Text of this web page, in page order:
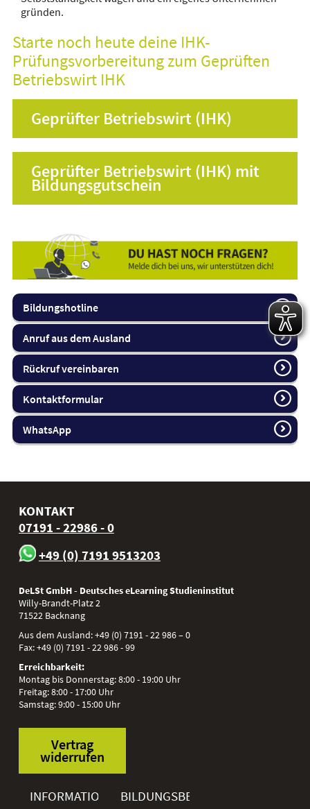
gründen.
Starte noch heute deine IHK-
Prüfungsvorbereitung zum Geprüften
Betriebswirt IHK
Geprüfter Betriebswirt (IHK)
Geprüfter Betriebswirt (IHK) mit
Bildungsgutschein
Bildungshotline
Anruf aus dem Ausland
Rückruf vereinbaren
Kontaktformular
WhatsApp
KONTAKT
07191 - 22986 - 0
+49 (0) 7191 9513203
DeLSt GmbH - Deutsches eLearning Studieninstitut
Willy-Brandt-Platz 2
71522 Backnang
Aus dem Ausland:+49 (0) 7191 - 22 986 – 0
Fax:+49 (0) 7191 - 22 986 - 99
Erreichbarkeit:
Montag bis Donnerstag: 8:00 - 19:00 Uhr
Freitag: 8:00 - 17:00 Uhr
Samstag: 9:00 - 15:00 Uhr
Vertrag
widerrufen
INFORMATIONENBILDUNGSBEREICHE